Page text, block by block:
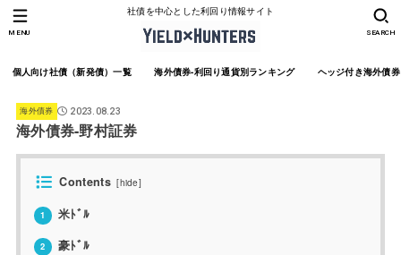
社債を中心とした利回り情報サイト
個人向け社債（新発債）一覧 海外債券-利回り通貨別ランキング ヘッジ付き海外債
SEARCH
MENU
海外債券 2023.08.23
海外債券-野村証券
Contents [hide]
1 米ﾄﾞﾙ
2 豪ﾄﾞﾙ